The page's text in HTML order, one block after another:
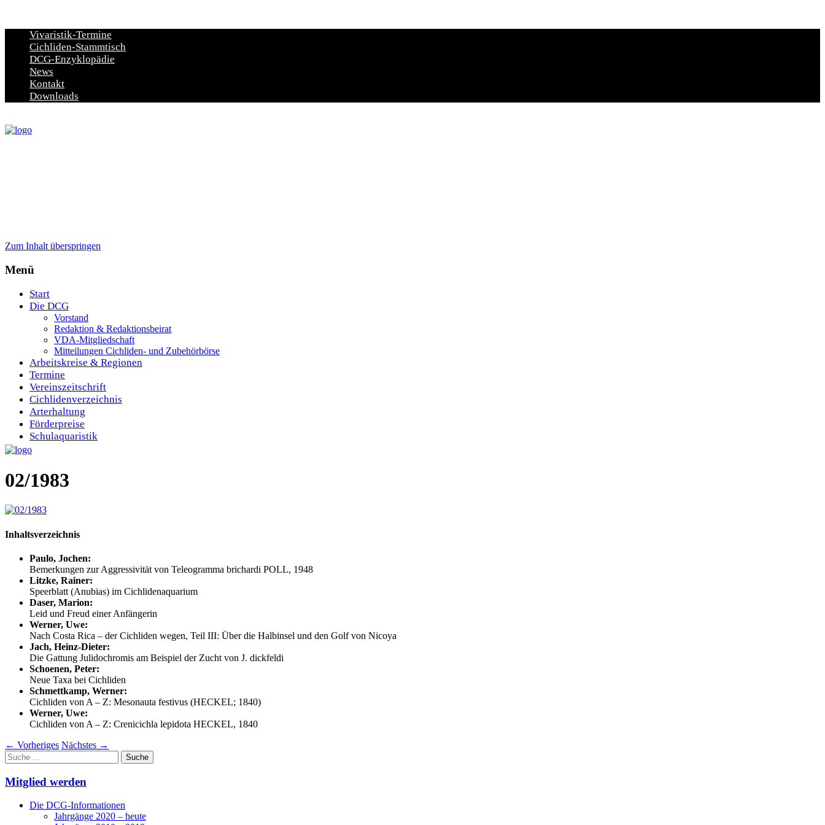
Vivaristik-Termine
Cichliden-Stammtisch
DCG-Enzyklopädie
News
Kontakt
Downloads
Zum Inhalt überspringen
Menü
Start
Die DCG
Vorstand
Redaktion & Redaktionsbeirat
VDA-Mitgliedschaft
Mitteilungen Cichliden- und Zubehörbörse
Arbeitskreise & Regionen
Termine
Vereinszeitschrift
Cichlidenverzeichnis
Arterhaltung
Förderpreise
Schulaquaristik
02/1983
Inhaltsverzeichnis
Paulo, Jochen:
Bemerkungen zur Aggressivität von Teleogramma brichardi POLL, 1948
Litzke, Rainer:
Speerblatt (Anubias) im Cichlidenaquarium
Daser, Marion:
Leid und Freud einer Anfängerin
Werner, Uwe:
Nach Costa Rica – der Cichliden wegen, Teil III: Über die Halbinsel und den Golf von Nicoya
Jach, Heinz-Dieter:
Die Gattung Julidochromis am Beispiel der Zucht von J. dickfeldi
Schoenen, Peter:
Neue Taxa bei Cichliden
Schmettkamp, Werner:
Cichliden von A – Z: Mesonauta festivus (HECKEL; 1840)
Werner, Uwe:
Cichliden von A – Z: Crenicichla lepidota HECKEL, 1840
← Vorheriges Nächstes →
Suche
nach:
Mitglied werden
Die DCG-Informationen
Jahrgänge 2020 – heute